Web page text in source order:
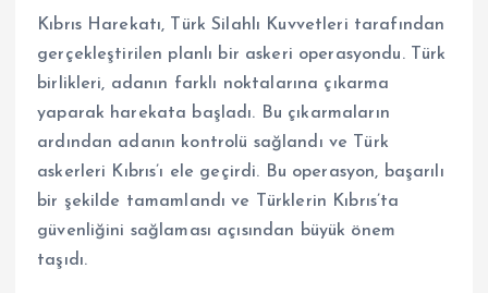
Kıbrıs Harekatı, Türk Silahlı Kuvvetleri tarafından
gerçekleştirilen planlı bir askeri operasyondu. Türk
birlikleri, adanın farklı noktalarına çıkarma
yaparak harekata başladı. Bu çıkarmaların
ardından adanın kontrolü sağlandı ve Türk
askerleri Kıbrıs’ı ele geçirdi. Bu operasyon, başarılı
bir şekilde tamamlandı ve Türklerin Kıbrıs’ta
güvenliğini sağlaması açısından büyük önem
taşıdı.